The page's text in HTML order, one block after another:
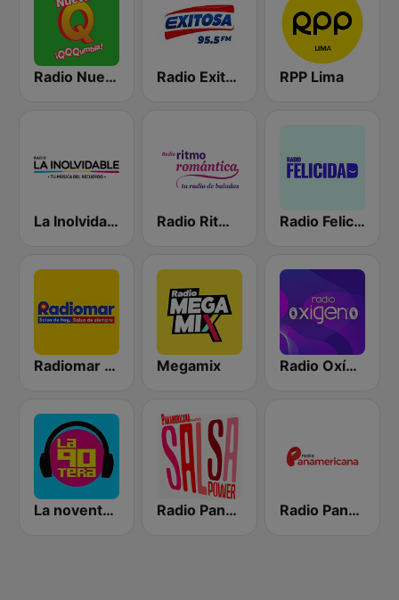
Radio Nueva Q Radio Exitosa RPP Lima
La Inolvidable Radio Ritmo Romántica Radio Felicidad
Radiomar 106.3 FM Megamix Radio Oxígeno
La noventera Radio Panamericana - Salsa Power Radio Panamericana